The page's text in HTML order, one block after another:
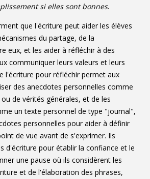
si elles sont bonnes.
que l'écriture peut aider les élèves
du partage, de la
eux, et les aider à réfléchir à des
communiquer leurs valeurs et leurs
l'écriture pour réfléchir permet aux
des anecdotes personnelles comme
de vérités générales, et de les
un texte personnel de type "journal",
personnelles pour aider à définir
de vue avant de s'exprimer. Ils
d'écriture pour établir la confiance et le
une pause où ils considèrent les
et de l'élaboration des phrases,